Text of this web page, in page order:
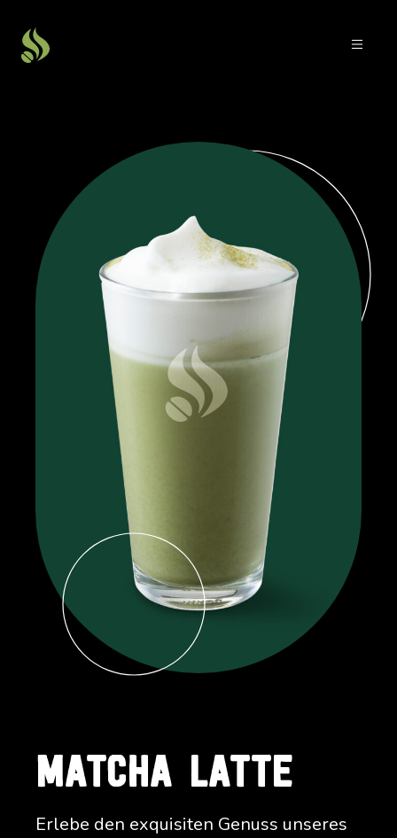
MATCHA LATTE
Erlebe den exquisiten Genuss unseres